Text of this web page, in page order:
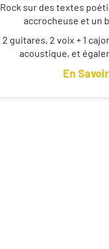
Rock sur des textes
accrocheuse et un
2 guitares, 2 voix + 1
acoustique, et
En